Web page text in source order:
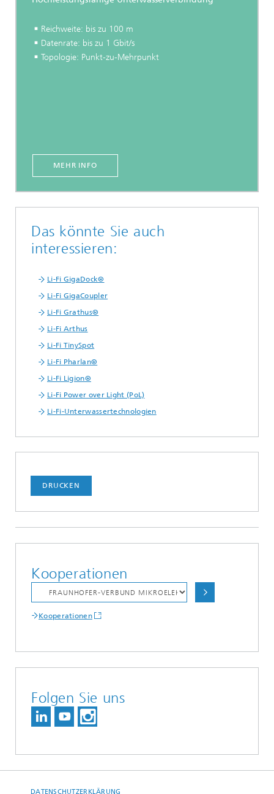
Reichweite: bis zu 100 m
Datenrate: bis zu 1 Gbit/s
Topologie: Punkt-zu-Mehrpunkt
MEHR INFO
Das könnte Sie auch
interessieren:
Li-Fi GigaDock®
Li-Fi GigaCoupler
Li-Fi Grathus®
Li-Fi Arthus
Li-Fi TinySpot
Li-Fi Pharlan®
Li-Fi Ligion®
Li-Fi Power over Light (PoL)
Li-Fi-Unterwassertechnologien
DRUCKEN
Kooperationen
Kooperationen
Folgen Sie uns
DATENSCHUTZERKLÄRUNG